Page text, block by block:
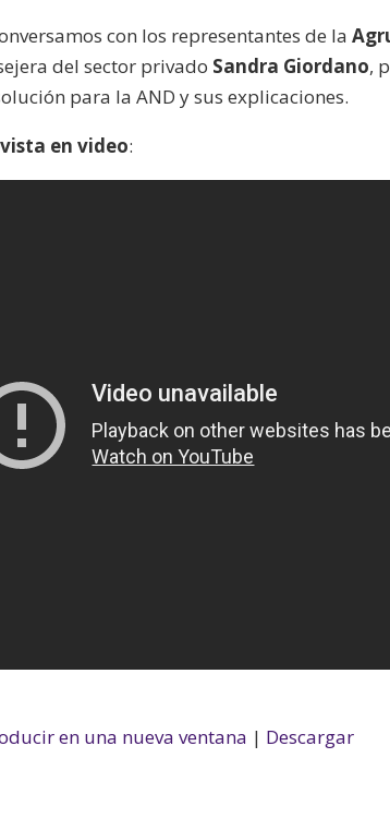
con los representantes de la
del sector privado Sandra Giordano,
para la AND y sus explicaciones.
en video:
en una nueva ventana | Descargar